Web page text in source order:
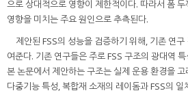
으로 상대적으로 영향이 제한적이다. 따라서 폼
영향을 미치는 주요 원인으로 추측된다.
제안된 FSS의 성능을 검증하기 위해, 기존 연
여준다. 기존 연구들은 주로 FSS 구조의 광대역
본 논문에서 제안하는 구조는 실제 운용 환경을
다중기능 특성, 복합재 소재의 레이돔과 FSS의